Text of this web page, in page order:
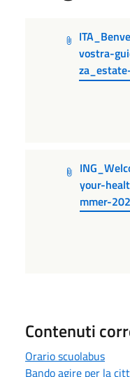
vostra-
your-
mmer-
Contenuti
Orario scuolabus
Bando agire per la